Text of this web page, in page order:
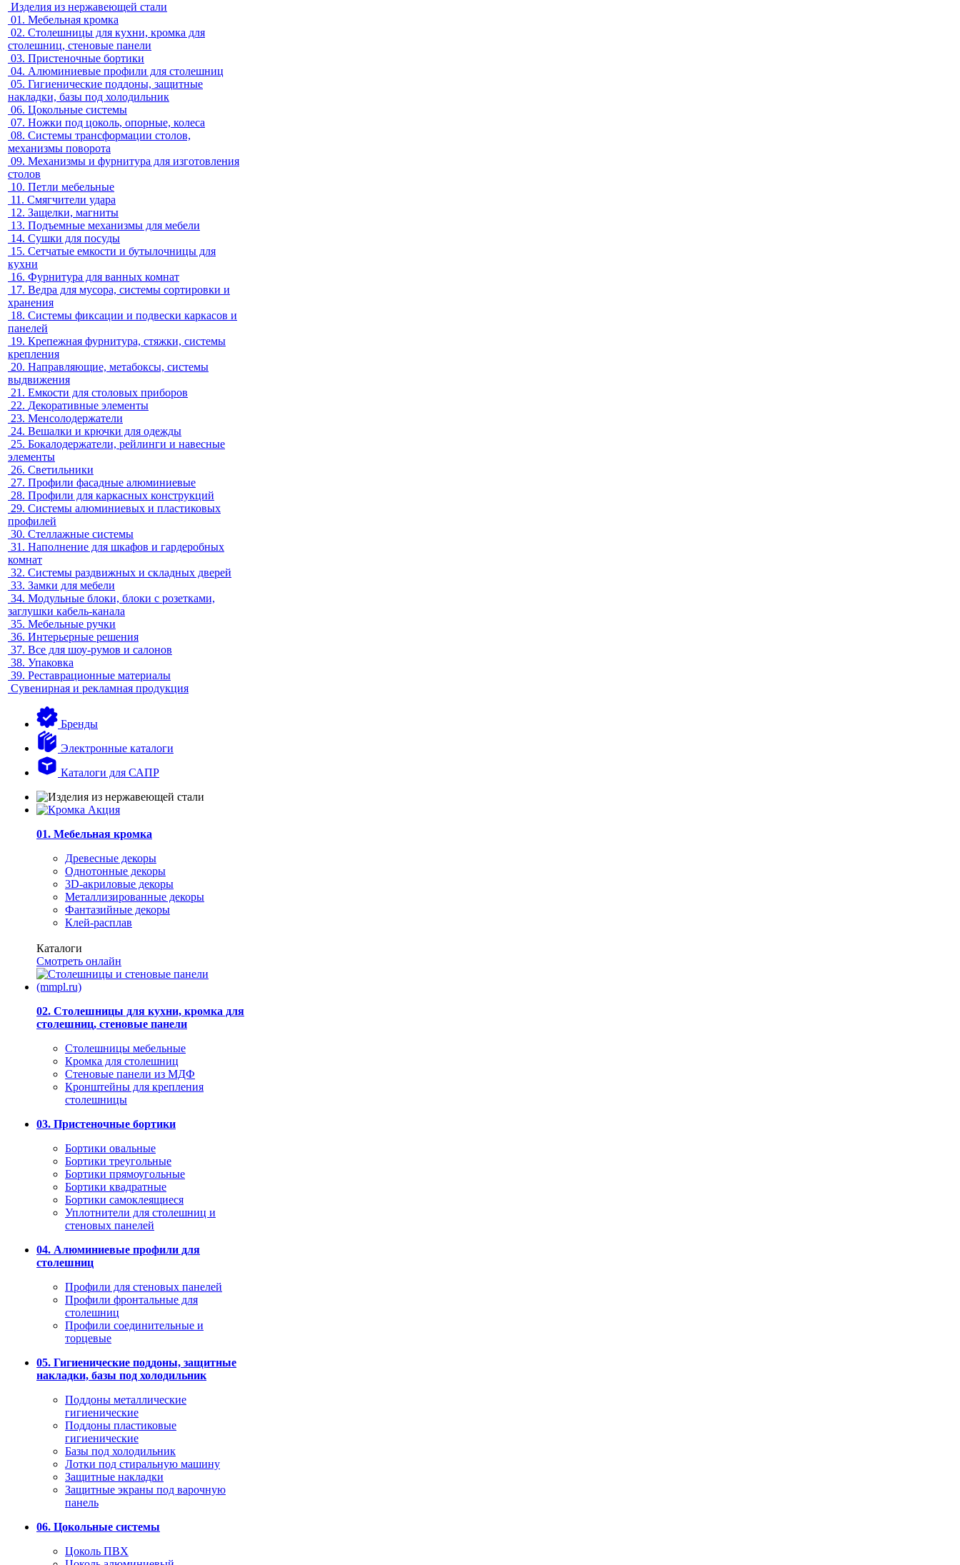
Изделия из нержавеющей стали
01. Мебельная кромка
02. Столешницы для кухни, кромка для
столешниц, стеновые панели
03. Пристеночные бортики
04. Алюминиевые профили для столешниц
05. Гигиенические поддоны, защитные
накладки, базы под холодильник
06. Цокольные системы
07. Ножки под цоколь, опорные, колеса
08. Системы трансформации столов,
механизмы поворота
09. Механизмы и фурнитура для изготовления
столов
10. Петли мебельные
11. Смягчители удара
12. Защелки, магниты
13. Подъемные механизмы для мебели
14. Сушки для посуды
15. Сетчатые емкости и бутылочницы для
кухни
16. Фурнитура для ванных комнат
17. Ведра для мусора, системы сортировки и
хранения
18. Системы фиксации и подвески каркасов и
панелей
19. Крепежная фурнитура, стяжки, системы
крепления
20. Направляющие, метабоксы, системы
выдвижения
21. Емкости для столовых приборов
22. Декоративные элементы
23. Менсолодержатели
24. Вешалки и крючки для одежды
25. Бокалодержатели, рейлинги и навесные
элементы
26. Светильники
27. Профили фасадные алюминиевые
28. Профили для каркасных конструкций
29. Системы алюминиевых и пластиковых
профилей
30. Стеллажные системы
31. Наполнение для шкафов и гардеробных
комнат
32. Системы раздвижных и складных дверей
33. Замки для мебели
34. Модульные блоки, блоки с розетками,
заглушки кабель-канала
35. Мебельные ручки
36. Интерьерные решения
37. Все для шоу-румов и салонов
38. Упаковка
39. Реставрационные материалы
Сувенирная и рекламная продукция
Бренды
Электронные каталоги
Каталоги для САПР
01. Мебельная кромка
Древесные декоры
Однотонные декоры
3D-акриловые декоры
Металлизированные декоры
Фантазийные декоры
Клей-расплав
Каталоги
Смотреть онлайн
02. Столешницы для кухни, кромка для
столешниц, стеновые панели
Столешницы мебельные
Кромка для столешниц
Стеновые панели из МДФ
Кронштейны для крепления
столешницы
03. Пристеночные бортики
Бортики овальные
Бортики треугольные
Бортики прямоугольные
Бортики квадратные
Бортики самоклеящиеся
Уплотнители для столешниц и
стеновых панелей
04. Алюминиевые профили для
столешниц
Профили для стеновых панелей
Профили фронтальные для
столешниц
Профили соединительные и
торцевые
05. Гигиенические поддоны, защитные
накладки, базы под холодильник
Поддоны металлические
гигиенические
Поддоны пластиковые
гигиенические
Базы под холодильник
Лотки под стиральную машину
Защитные накладки
Защитные экраны под варочную
панель
06. Цокольные системы
Цоколь ПВХ